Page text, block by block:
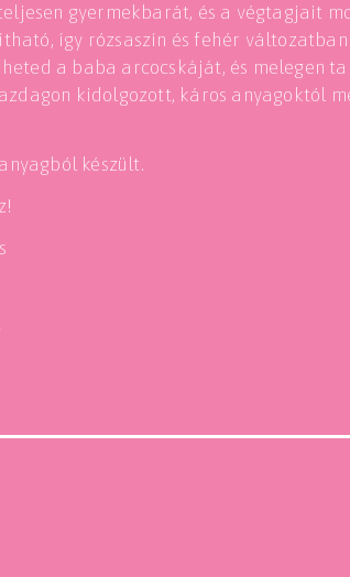
gyermekbarát, és a végtagjait
így rózsaszín és fehér változatban
a baba arcocskáját, és melegen
kidolgozott, káros anyagoktól
készült.